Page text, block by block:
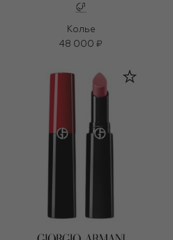
Колье
48 000 ₽